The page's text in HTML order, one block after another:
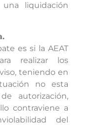
liquidación
es si la AEAT
realizar los
teniendo en
no esta
autorización,
contraviene a
del